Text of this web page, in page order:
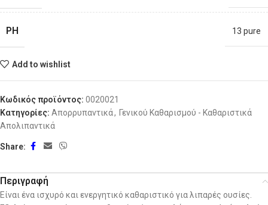
PH 13 pure
Add to wishlist
Κωδικός προϊόντος: 0020021
Κατηγορίες: Απορρυπαντικά, Γενικού Καθαρισμού - Καθαριστικά
Απολιπαντικά
Share:
Περιγραφή
Είναι ένα ισχυρό και ενεργητικό καθαριστικό για λιπαρές ουσίες.